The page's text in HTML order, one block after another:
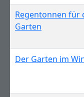
Regentonnen für
Garten
Der Garten im